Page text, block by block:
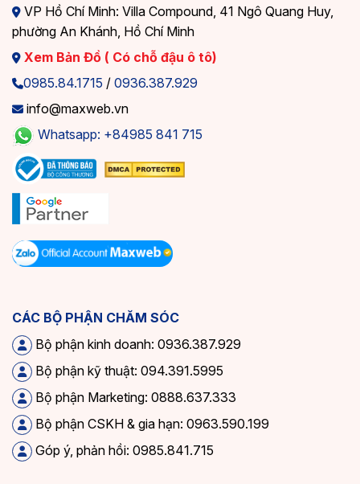
VP Hồ Chí Minh: Villa Compound, 41 Ngô Quang Huy,
phường An Khánh, Hồ Chí Minh
Xem Bản Đồ ( Có chỗ đậu ô tô)
0985.84.1715 / 0936.387.929
info@maxweb.vn
Whatsapp: +84985 841 715
CÁC BỘ PHẬN CHĂM SÓC
Bộ phận kinh doanh: 0936.387.929
Bộ phận kỹ thuật: 094.391.5995
Bộ phận Marketing: 0888.637.333
Bộ phận CSKH & gia hạn: 0963.590.199
Góp ý, phản hồi: 0985.841.715